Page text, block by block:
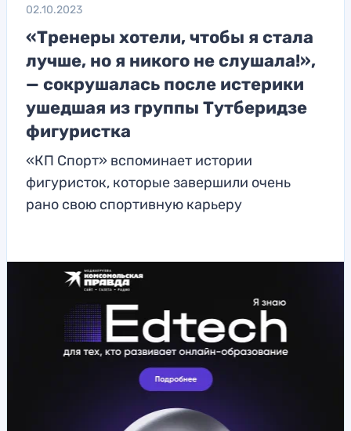
02.10.2023
«Тренеры хотели, чтобы я стала
лучше, но я никого не слушала!»,
— сокрушалась после истерики
ушедшая из группы Тутберидзе
фигуристка
«КП Спорт» вспоминает истории
фигуристок, которые завершили очень
рано свою спортивную карьеру